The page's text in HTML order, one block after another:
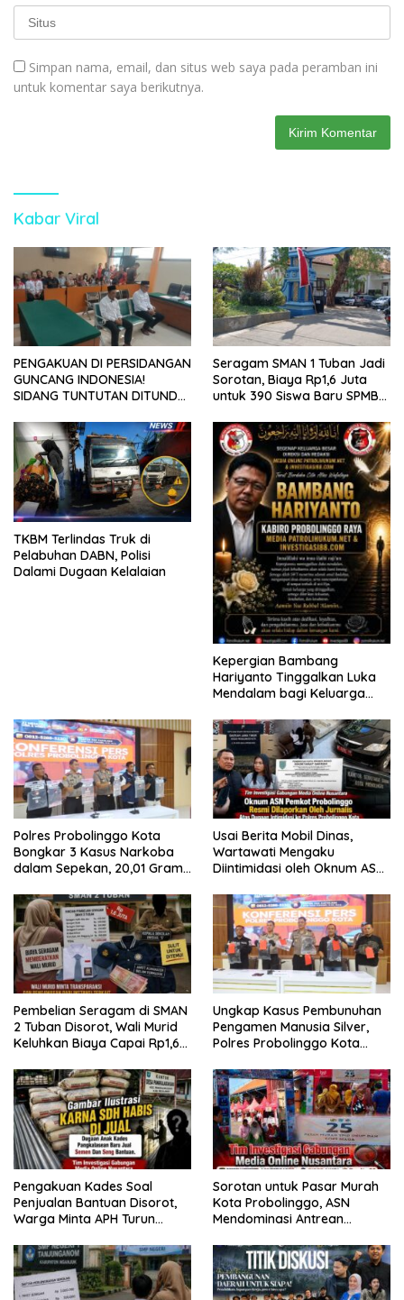
Simpan nama, email, dan situs web saya pada peramban ini
untuk komentar saya berikutnya.
Kabar Viral
PENGAKUAN DI PERSIDANGAN
GUNCANG INDONESIA!
SIDANG TUNTUTAN DITUNDA,
MENGAMUK DI PN MALANG
Seragam SMAN 1 Tuban Jadi
Sorotan, Biaya Rp1,6 Juta
untuk 390 Siswa Baru SPMB
TKBM Terlindas Truk di
Pelabuhan DABN, Polisi
Dalami Dugaan Kelalaian
Kepergian Bambang
Hariyanto Tinggalkan Luka
Mendalam bagi Keluarga
Polres Probolinggo Kota
Bongkar 3 Kasus Narkoba
dalam Sepekan, 20,01 Gram
Usai Berita Mobil Dinas,
Wartawati Mengaku
Diintimidasi oleh Oknum ASN
Tempuh Jalur Hukum
Pembelian Seragam di SMAN
2 Tuban Disorot, Wali Murid
Keluhkan Biaya Capai Rp1,6
Ungkap Kasus Pembunuhan
Pengamen Manusia Silver,
Polres Probolinggo Kota
Pengakuan Kades Soal
Penjualan Bantuan Disorot,
Warga Minta APH Turun
Sorotan untuk Pasar Murah
Kota Probolinggo, ASN
Mendominasi Antrean